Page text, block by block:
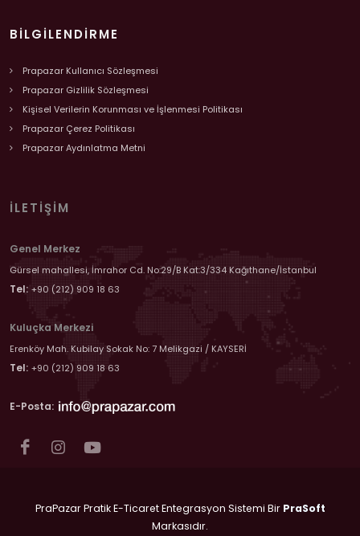
BILGILENDIRME
Prapazar Kullanıcı Sözleşmesi
Prapazar Gizlilik Sözleşmesi
Kişisel Verilerin Korunması ve İşlenmesi Politikası
Prapazar Çerez Politikası
Prapazar Aydınlatma Metni
İLETIŞIM
Genel Merkez
Gürsel mahallesi, İmrahor Cd. No:29/B Kat:3/334 Kağıthane/İstanbul
Tel: +90 (212) 909 18 63
Kuluçka Merkezi
Erenköy Mah. Kubilay Sokak No: 7 Melikgazi / KAYSERİ
Tel: +90 (212) 909 18 63
E-Posta:
PraPazar Pratik E-Ticaret Entegrasyon Sistemi Bir PraSoft
Markasıdır.